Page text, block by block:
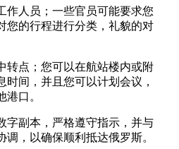
作人员；一些官员可能要求您
您的行程进行分类，礼貌的对
转点；您可以在航站楼内或附
时间，并且您可以计划会议，
口。
字副本，严格遵守指示，并与
，以确保顺利抵达俄罗斯。